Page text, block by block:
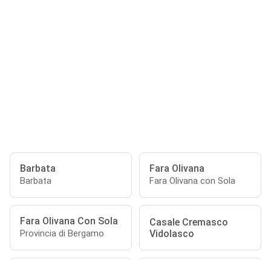
Barbata
Barbata
Fara Olivana
Fara Olivana con Sola
Fara Olivana Con Sola
Provincia di Bergamo
Casale Cremasco
Vidolasco